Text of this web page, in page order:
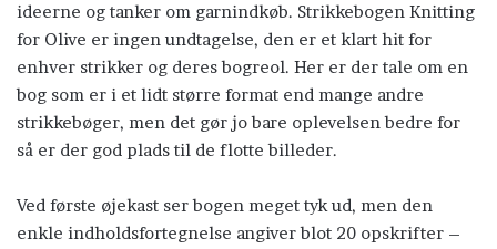
ideerne og tanker om garnindkøb. Strikkebogen Knitting
for Olive er ingen undtagelse, den er et klart hit for
enhver strikker og deres bogreol. Her er der tale om en
bog som er i et lidt større format end mange andre
strikkebøger, men det gør jo bare oplevelsen bedre for
så er der god plads til de flotte billeder.
Ved første øjekast ser bogen meget tyk ud, men den
enkle indholdsfortegnelse angiver blot 20 opskrifter –